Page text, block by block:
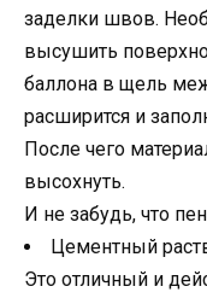
заделки швов.
высушить
баллона в щель
расширится и
После чего
высохнуть.
И не забудь, что
Цементный
Это отличный и